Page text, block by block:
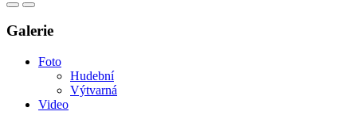
Galerie
Foto
Hudební
Výtvarná
Video